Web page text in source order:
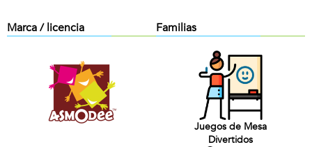
Marca / licencia Familias
Juegos de Mesa
Divertidos